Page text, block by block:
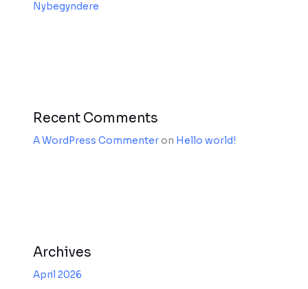
Nybegyndere
Recent Comments
A WordPress Commenteron Hello world!
Archives
April 2026